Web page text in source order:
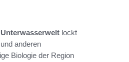
lockt
anderen
Biologie der Region